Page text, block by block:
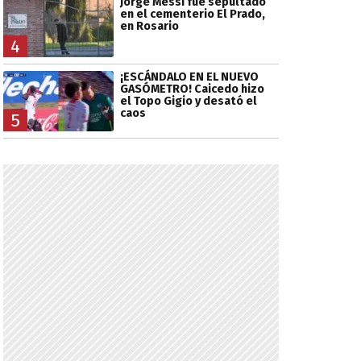
4
en el cementerio El Prado,
en Rosario
5
¡ESCÁNDALO EN EL NUEVO
GASÓMETRO! Caicedo hizo
el Topo Gigio y desató el
caos